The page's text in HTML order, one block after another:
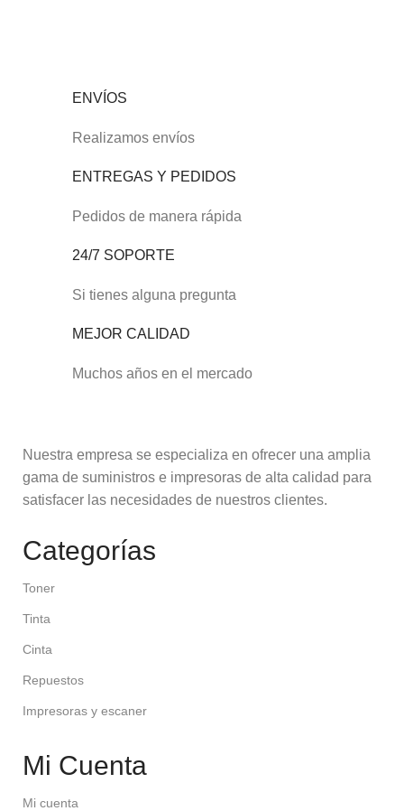
ENVÍOS
Realizamos envíos
ENTREGAS Y PEDIDOS
Pedidos de manera rápida
24/7 SOPORTE
Si tienes alguna pregunta
MEJOR CALIDAD
Muchos años en el mercado
Nuestra empresa se especializa en ofrecer una amplia
gama de suministros e impresoras de alta calidad para
satisfacer las necesidades de nuestros clientes.
Categorías
Toner
Tinta
Cinta
Repuestos
Impresoras y escaner
Mi Cuenta
Mi cuenta